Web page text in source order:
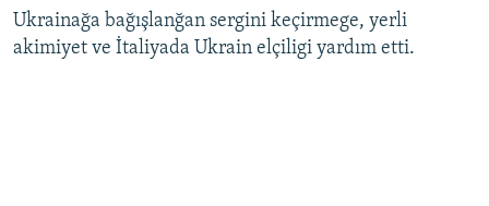
Ukrainağa bağışlanğan sergini keçirmege, yerli
akimiyet ve İtaliyada Ukrain elçiligi yardım etti.